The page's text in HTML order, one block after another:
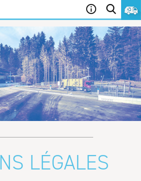
LÉGALES